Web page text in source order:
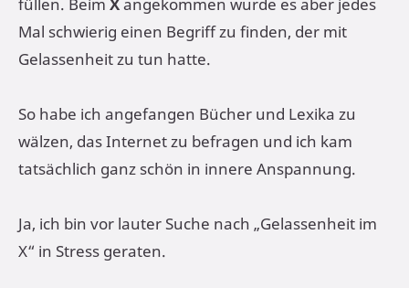
Mal schwierig einen Begriff zu finden, der mit
Gelassenheit zu tun hatte.
So habe ich angefangen Bücher und Lexika zu
wälzen, das Internet zu befragen und ich kam
tatsächlich ganz schön in innere Anspannung.
Ja, ich bin vor lauter Suche nach „Gelassenheit im
X“ in Stress geraten.